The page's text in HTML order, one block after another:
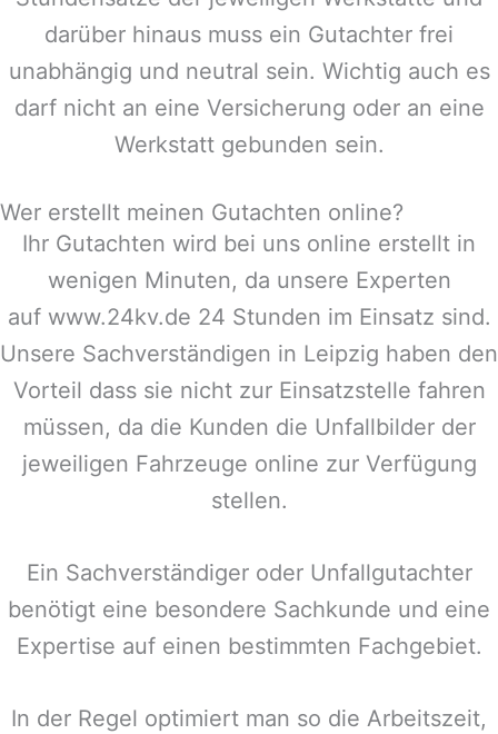
darüber hinaus muss ein Gutachter frei
unabhängig und neutral sein. Wichtig auch es
darf nicht an eine Versicherung oder an eine
Werkstatt gebunden sein.
Wer erstellt meinen Gutachten online?
Ihr Gutachten wird bei uns online erstellt in
wenigen Minuten, da unsere Experten
auf www.24kv.de 24 Stunden im Einsatz sind.
Unsere Sachverständigen in Leipzig haben den
Vorteil dass sie nicht zur Einsatzstelle fahren
müssen, da die Kunden die Unfallbilder der
jeweiligen Fahrzeuge online zur Verfügung
stellen.
Ein Sachverständiger oder Unfallgutachter
benötigt eine besondere Sachkunde und eine
Expertise auf einen bestimmten Fachgebiet.
In der Regel optimiert man so die Arbeitszeit,